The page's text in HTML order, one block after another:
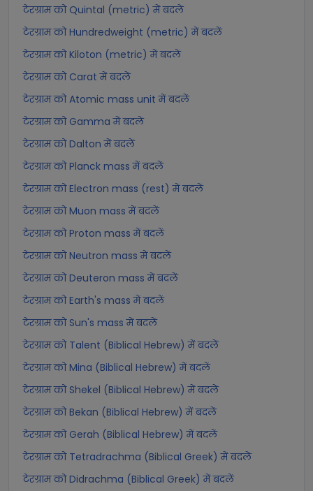
टेरग्राम को Quintal (metric) में बदलें
टेरग्राम को Hundredweight (metric) में बदलें
टेरग्राम को Kiloton (metric) में बदलें
टेरग्राम को Carat में बदलें
टेरग्राम को Atomic mass unit में बदलें
टेरग्राम को Gamma में बदलें
टेरग्राम को Dalton में बदलें
टेरग्राम को Planck mass में बदलें
टेरग्राम को Electron mass (rest) में बदलें
टेरग्राम को Muon mass में बदलें
टेरग्राम को Proton mass में बदलें
टेरग्राम को Neutron mass में बदलें
टेरग्राम को Deuteron mass में बदलें
टेरग्राम को Earth's mass में बदलें
टेरग्राम को Sun's mass में बदलें
टेरग्राम को Talent (Biblical Hebrew) में बदलें
टेरग्राम को Mina (Biblical Hebrew) में बदलें
टेरग्राम को Shekel (Biblical Hebrew) में बदलें
टेरग्राम को Bekan (Biblical Hebrew) में बदलें
टेरग्राम को Gerah (Biblical Hebrew) में बदलें
टेरग्राम को Tetradrachma (Biblical Greek) में बदलें
टेरग्राम को Didrachma (Biblical Greek) में बदलें